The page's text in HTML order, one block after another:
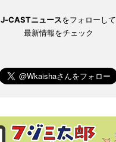
J-CASTニュースをフォローして
最新情報をチェック